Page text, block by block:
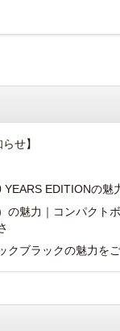
せ】
EDITIONの魅
の魅力｜コンパクト
クブラックの魅力を